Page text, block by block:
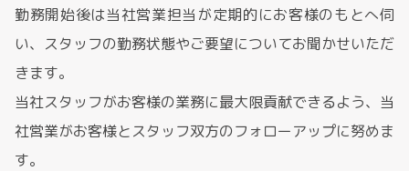
勤務開始後は当社営業担当が定期的にお客様のもとへ伺
い、スタッフの勤務状態やご要望についてお聞かせいただ
きます。
当社スタッフがお客様の業務に最大限貢献できるよう、当
社営業がお客様とスタッフ双方のフォローアップに努めま
す。